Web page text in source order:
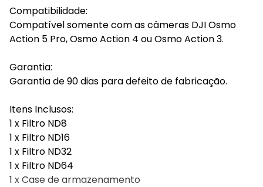
Compatibilidade:
Compatível somente com as câmeras DJI Osmo
Action 5 Pro, Osmo Action 4 ou Osmo Action 3.
Garantia:
Garantia de 90 dias para defeito de fabricação.
Itens Inclusos:
1 x Filtro ND8
1 x Filtro ND16
1 x Filtro ND32
1 x Filtro ND64
1 x Case de armazenamento